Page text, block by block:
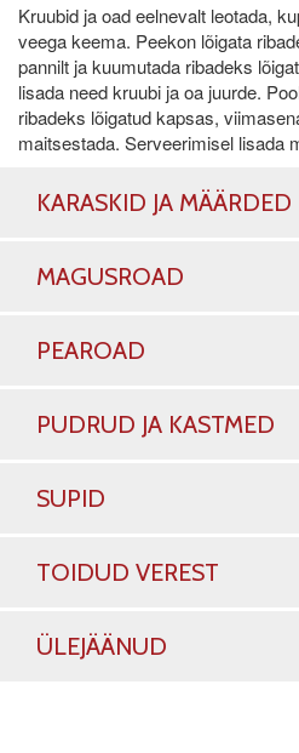
Kruubid ja oad eelnevalt leotada,
veega keema. Peekon lõigata
pannilt ja kuumutada ribadeks
lisada need kruubi ja oa juurde.
ribadeks lõigatud kapsas,
maitsestada. Serveerimisel lisada
KARASKID JA MÄÄRDED
MAGUSROAD
PEAROAD
PUDRUD JA KASTMED
SUPID
TOIDUD VEREST
ÜLEJÄÄNUD